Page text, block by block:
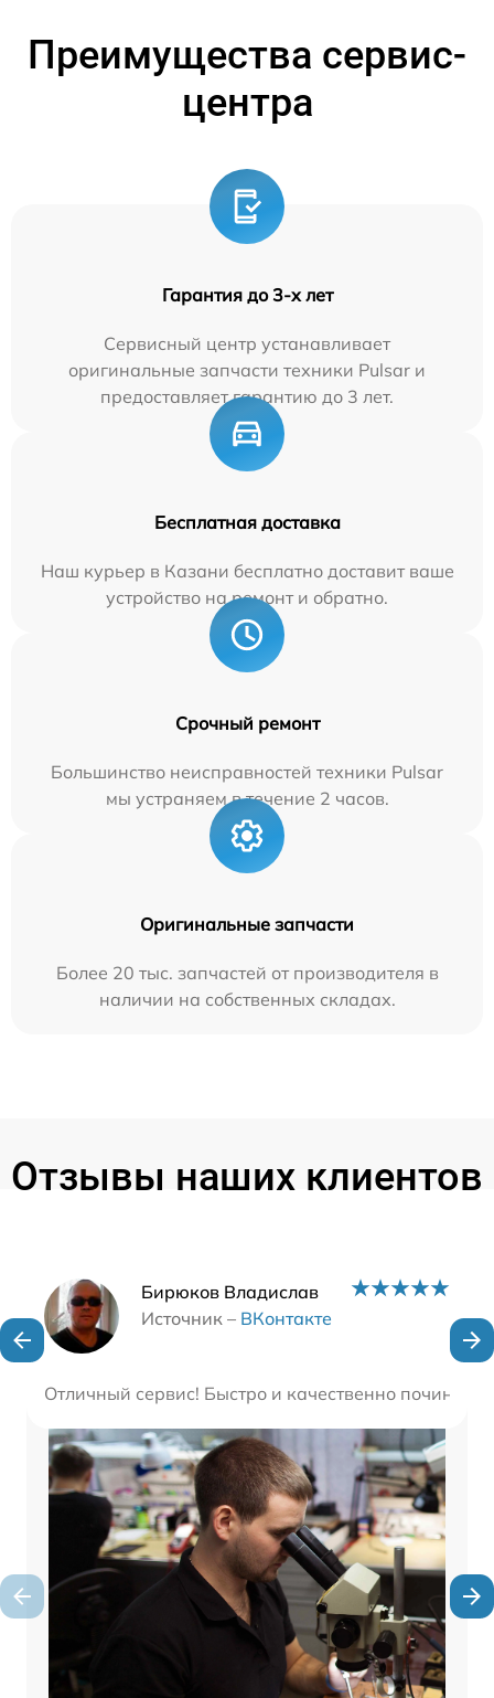
Преимущества сервис-
центра
Гарантия до 3-х лет
Сервисный центр устанавливает
оригинальные запчасти техники Pulsar и
предоставляет гарантию до 3 лет.
Бесплатная доставка
Наш курьер в Казани бесплатно доставит ваше
устройство на ремонт и обратно.
Срочный ремонт
Большинство неисправностей техники Pulsar
мы устраняем в течение 2 часов.
Оригинальные запчасти
Более 20 тыс. запчастей от производителя в
наличии на собственных складах.
Отзывы наших клиентов
Бирюков Владислав
Источник – ВКонтакте
Отличный сервис! Быстро и качественно
Наши мастера